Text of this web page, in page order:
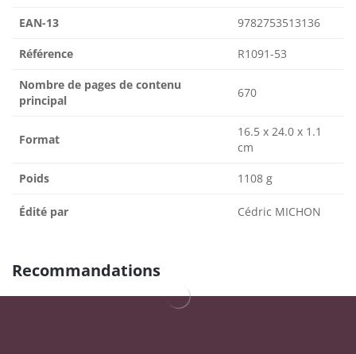
EAN-13 9782753513136
Référence R1091-53
Nombre de pages de contenu
principal
670
Format
16.5 x 24.0 x 1.1
cm
Poids 1108 g
Édité par Cédric MICHON
Recommandations